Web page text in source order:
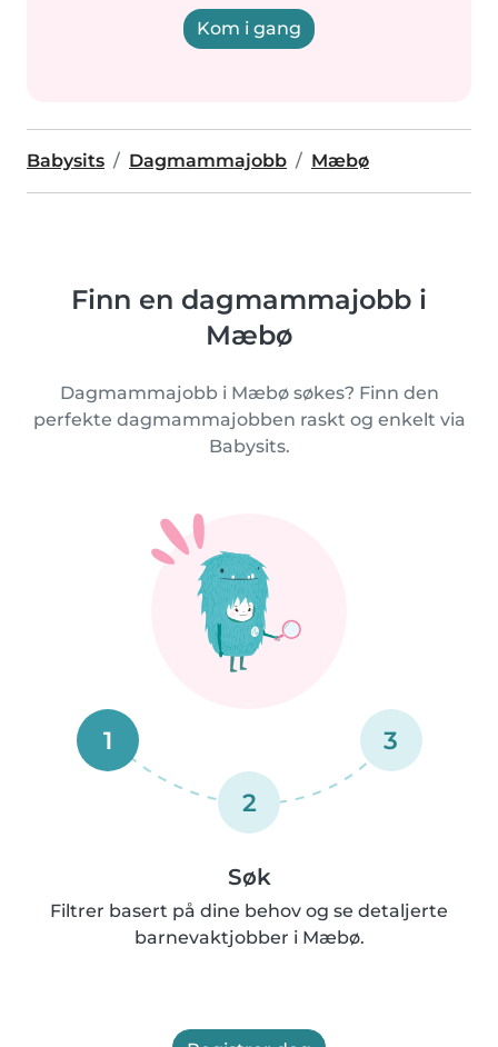
Kom i gang
Babysits Dagmammajobb Mæbø
Finn en dagmammajobb i
Mæbø
Dagmammajobb i Mæbø søkes? Finn den
perfekte dagmammajobben raskt og enkelt via
Babysits.
1
2
3
Søk
Filtrer basert på dine behov og se detaljerte
barnevaktjobber i Mæbø.